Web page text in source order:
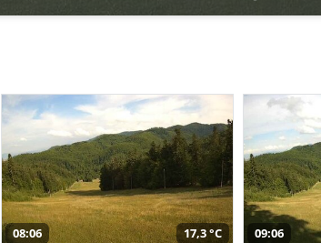
08:06 17,3 °C 09:06